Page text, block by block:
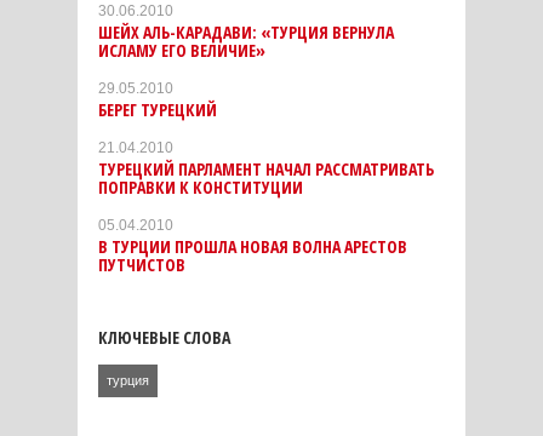
30.06.2010
ШЕЙХ АЛЬ-КАРАДАВИ: «ТУРЦИЯ ВЕРНУЛА
ИСЛАМУ ЕГО ВЕЛИЧИЕ»
29.05.2010
БЕРЕГ ТУРЕЦКИЙ
21.04.2010
ТУРЕЦКИЙ ПАРЛАМЕНТ НАЧАЛ РАССМАТРИВАТЬ
ПОПРАВКИ К КОНСТИТУЦИИ
05.04.2010
В ТУРЦИИ ПРОШЛА НОВАЯ ВОЛНА АРЕСТОВ
ПУТЧИСТОВ
КЛЮЧЕВЫЕ СЛОВА
турция